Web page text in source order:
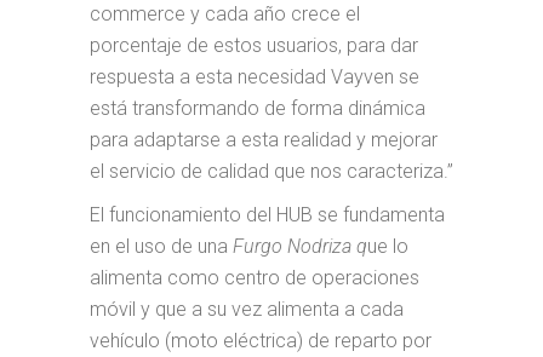
commerce y cada año crece el
porcentaje de estos usuarios, para dar
respuesta a esta necesidad Vayven se
está transformando de forma dinámica
para adaptarse a esta realidad y mejorar
el servicio de calidad que nos caracteriza.”
El funcionamiento del HUB se fundamenta
en el uso de una Furgo Nodriza que lo
alimenta como centro de operaciones
móvil y que a su vez alimenta a cada
vehículo (moto eléctrica) de reparto por